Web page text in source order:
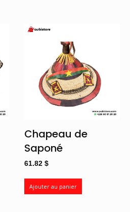
Chapeau de
Saponé
61.82 $
Ajouter au panier